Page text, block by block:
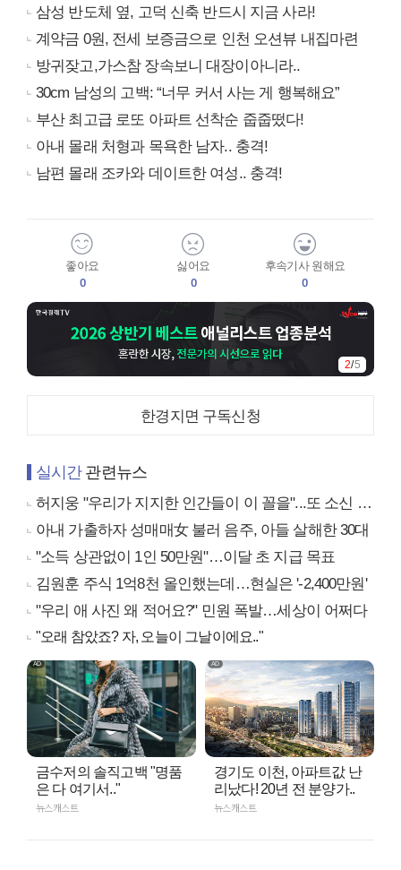
삼성 반도체 옆, 고덕 신축 반드시 지금 사라!
계약금 0원, 전세 보증금으로 인천 오션뷰 내집마련
방귀잦고,가스참 장속보니 대장이아니라..
30cm 남성의 고백: “너무 커서 사는 게 행복해요”
부산 최고급 로또 아파트 선착순 줍줍떴다!
아내 몰래 처형과 목욕한 남자.. 충격!
남편 몰래 조카와 데이트한 여성.. 충격!
좋아요
0
싫어요
0
후속기사 원해요
0
2/5
한경지면 구독신청
실시간관련뉴스
허지웅 "우리가 지지한 인간들이 이 꼴을"...또 소신 발언
아내 가출하자 성매매女 불러 음주, 아들 살해한 30대
"소득 상관없이 1인 50만원"…이달 초 지급 목표
김원훈 주식 1억8천 올인했는데…현실은 '-2,400만원'
"우리 애 사진 왜 적어요?" 민원 폭발…세상이 어쩌다
"오래 참았죠? 자, 오늘이 그날이에요.."
금수저의 솔직고백 "명품
은 다 여기서.."
뉴스캐스트
경기도 이천, 아파트값 난
리났다! 20년 전 분양가..
뉴스캐스트